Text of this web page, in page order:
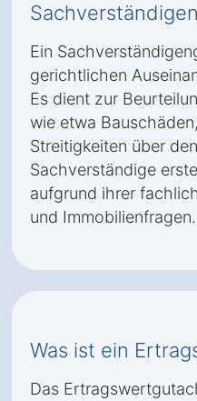
Ein
gerichtlichen
Es dient zur
wie etwa
Streitigkeiten über
Sachverständige
aufgrund ihrer
und Immobilienfragen.
Was ist ein
Das